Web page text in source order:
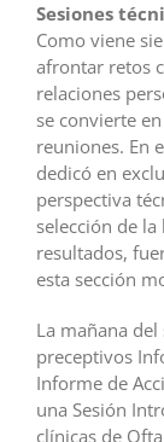
Sesiones
Como viene
afrontar retos
relaciones
se convierte
reuniones. En
dedicó en
perspectiva
selección de
resultados,
esta sección
La mañana
preceptivos
Informe de
una Sesión
clínicas de